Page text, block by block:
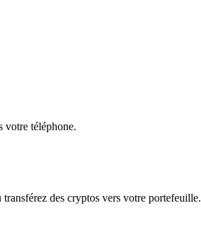
votre téléphone.
des cryptos vers votre portefeuille.